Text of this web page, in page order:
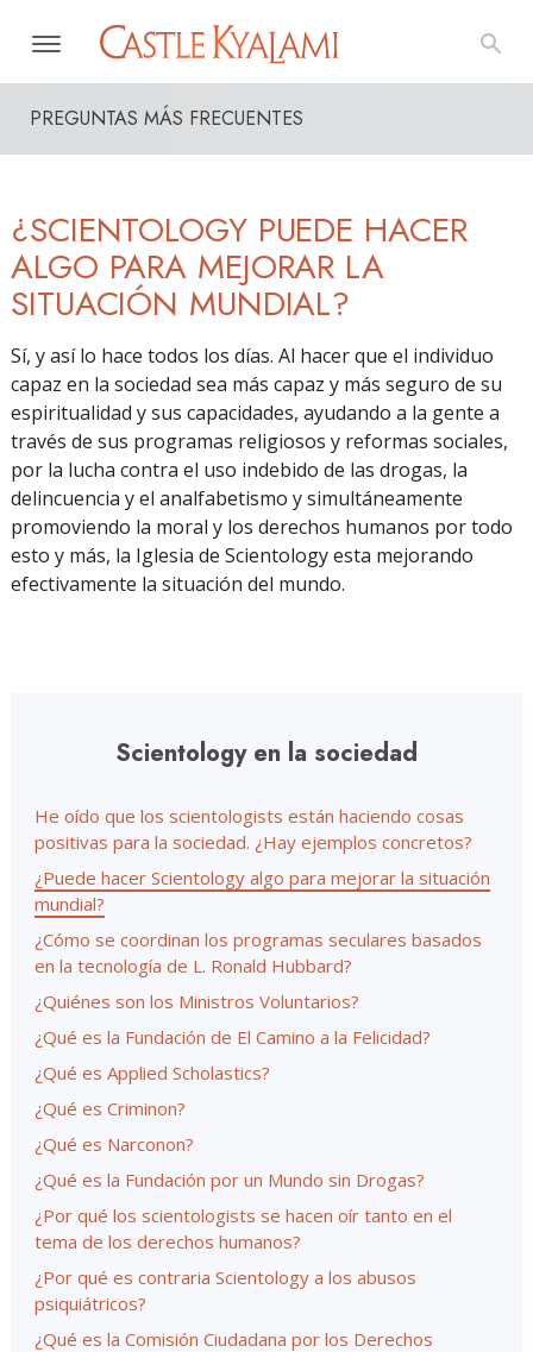
PREGUNTAS MÁS FRECUENTES
¿SCIENTOLOGY PUEDE HACER
ALGO PARA MEJORAR LA
SITUACIÓN MUNDIAL?
Sí, y así lo hace todos los días. Al hacer que el individuo
capaz en la sociedad sea más capaz y más seguro de su
espiritualidad y sus capacidades, ayudando a la gente a
través de sus programas religiosos y reformas sociales,
por la lucha contra el uso indebido de las drogas, la
delincuencia y el analfabetismo y simultáneamente
promoviendo la moral y los derechos humanos por todo
esto y más, la Iglesia de Scientology esta mejorando
efectivamente la situación del mundo.
Scientology en la sociedad
He oído que los scientologists están haciendo cosas
positivas para la sociedad. ¿Hay ejemplos concretos?
¿Puede hacer Scientology algo para mejorar la situación
mundial?
¿Cómo se coordinan los programas seculares basados
en la tecnología de L. Ronald Hubbard?
¿Quiénes son los Ministros Voluntarios?
¿Qué es la Fundación de El Camino a la Felicidad?
¿Qué es Applied Scholastics?
¿Qué es Criminon?
¿Qué es Narconon?
¿Qué es la Fundación por un Mundo sin Drogas?
¿Por qué los scientologists se hacen oír tanto en el
tema de los derechos humanos?
¿Por qué es contraria Scientology a los abusos
psiquiátricos?
¿Qué es la Comisión Ciudadana por los Derechos